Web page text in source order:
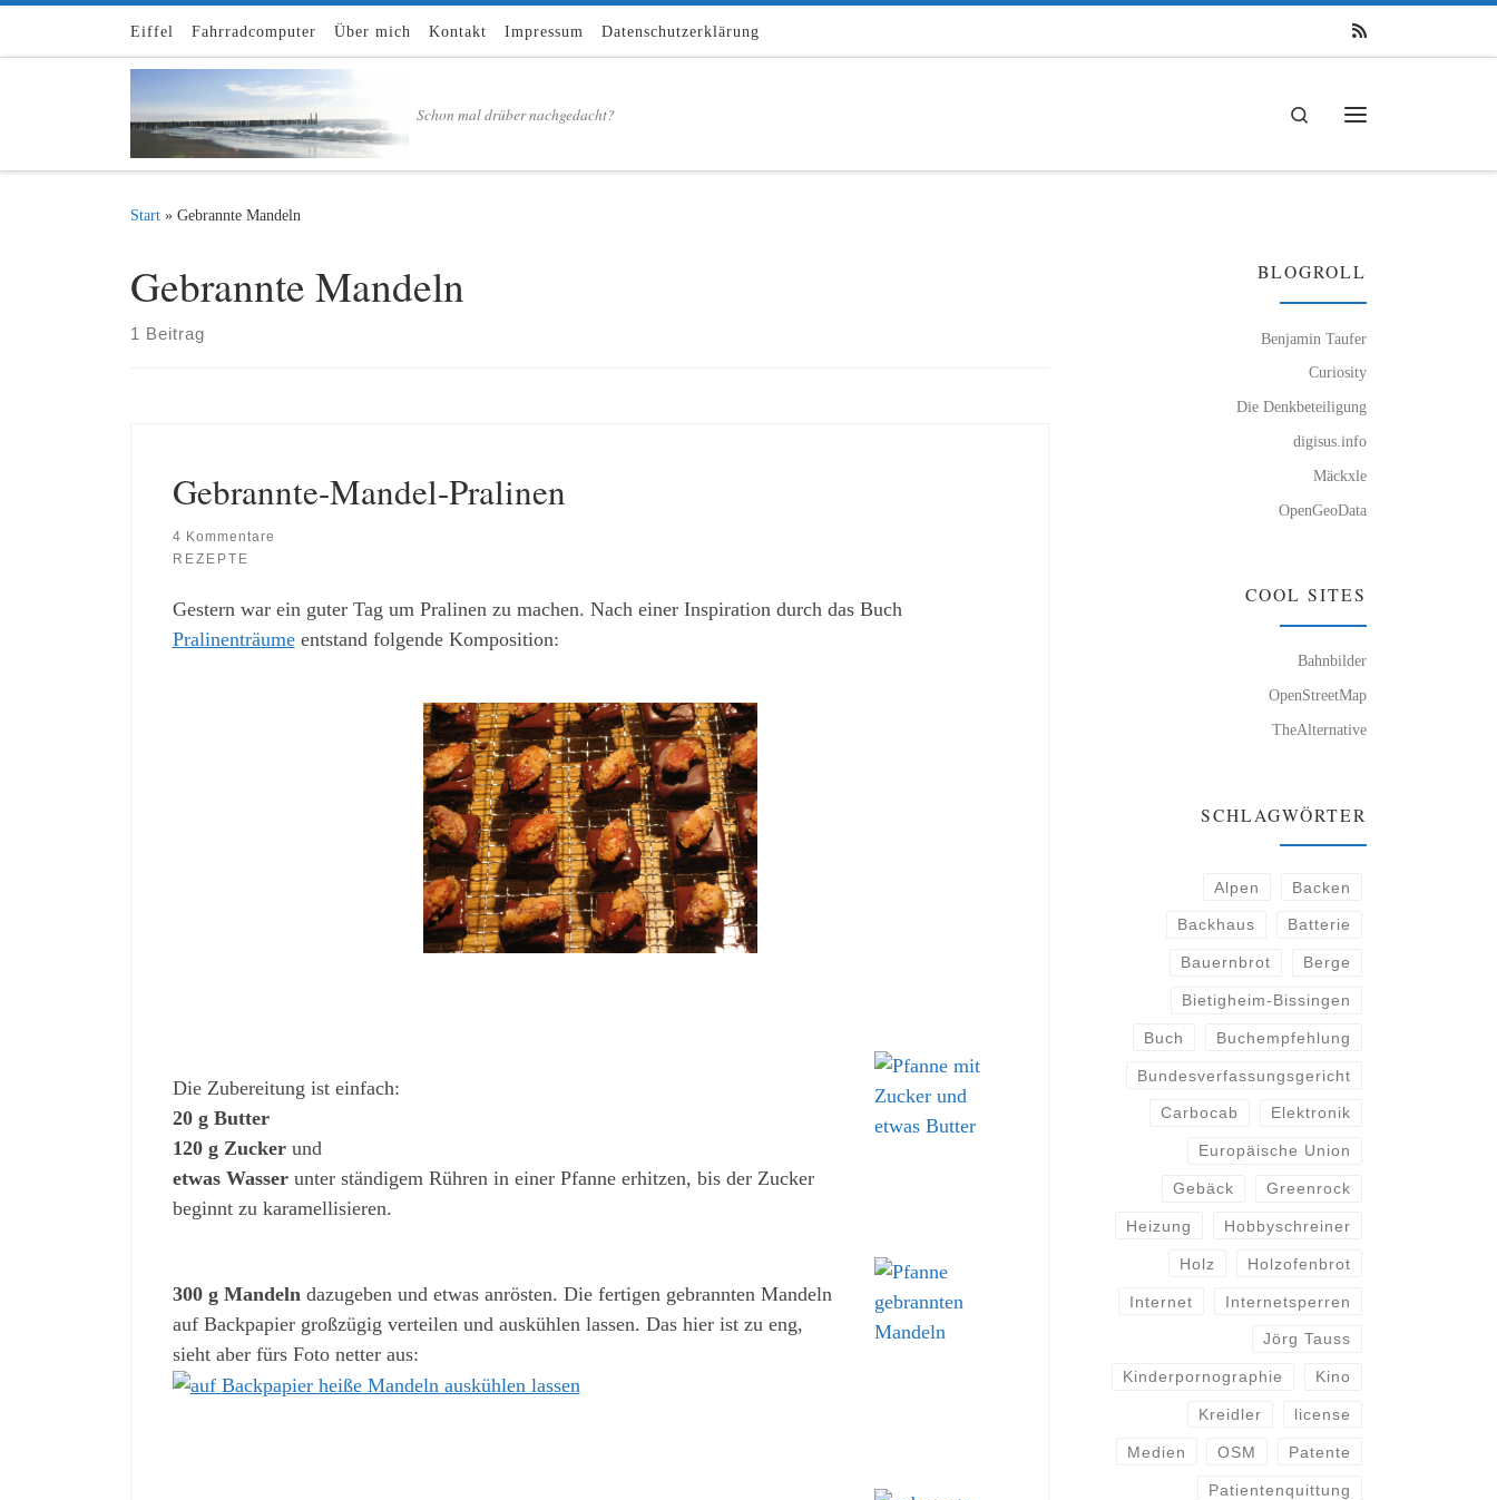
Zum Inhalt springen
Eiffel Fahrradcomputer Über mich Kontakt Impressum Datenschutzerklärung
Schon mal drüber nachgedacht?
Search
Start » Gebrannte Mandeln
Gebrannte Mandeln
1 Beitrag
Gebrannte-Mandel-Pralinen
4 Kommentare
REZEPTE
Gestern war ein guter Tag um Pralinen zu machen. Nach einer Inspiration durch das Buch
Pralinenträumeentstand folgende Komposition:
Die Zubereitung ist einfach:
20 g Butter
120 g Zuckerund
etwas Wasserunter ständigem Rühren in einer Pfanne erhitzen, bis der Zucker
beginnt zu karamellisieren.
300 g Mandeln dazugeben und etwas anrösten. Die fertigen gebrannten Mandeln
auf Backpapier großzügig verteilen und auskühlen lassen. Das hier ist zu eng,
sieht aber fürs Foto netter aus:
BLOGROLL
Benjamin Taufer
Curiosity
Die Denkbeteiligung
digisus.info
Mäckxle
OpenGeoData
COOL SITES
Bahnbilder
OpenStreetMap
TheAlternative
SCHLAGWÖRTER
Alpen Backen
Backhaus Batterie
Bauernbrot Berge
Bietigheim-Bissingen
Buch Buchempfehlung
Bundesverfassungsgericht
Carbocab Elektronik
Europäische Union
Gebäck Greenrock
Heizung Hobbyschreiner
Holz Holzofenbrot
Internet Internetsperren
Jörg Tauss
Kinderpornographie Kino
Kreidler license
Medien OSM Patente
Patientenquittung